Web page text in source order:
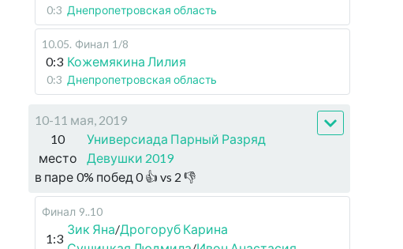
0:3 Днепропетровская область
10.05. Финал 1/8
0:3 Кожемякина Лилия
0:3 Днепропетровская область
10-11 мая, 2019
10
место
Универсиада Парный Разряд
Девушки 2019
в паре 0% побед 0👍 vs 2 👎
Финал 9..10
1:3
Зик Яна/Дрогоруб Карина